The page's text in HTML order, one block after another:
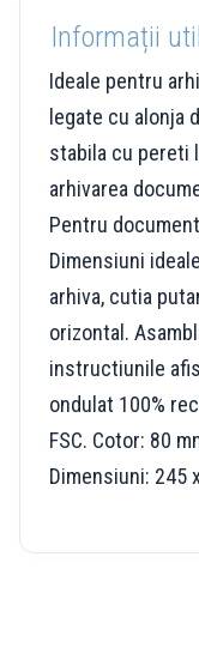
Informații
Ideale pentru
legate cu alonja
stabila cu pereti
arhivarea
Pentru
Dimensiuni
arhiva, cutia
orizontal.
instructiunile
ondulat 100%
FSC. Cotor: 80
Dimensiuni: 245